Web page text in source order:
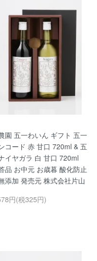
園 五一わいん ギフト 五一
コード 赤 甘口 720ml & 五
イヤガラ 白 甘口 720ml
品 お中元 お歳暮 酸化防止
添加 発売元 株式会社片山
円(税325円)